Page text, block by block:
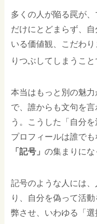
多くの人が陥る罠が
だけにとどまらず、
いる価値観、こだわ
りつぶしてしまうこと
本当はもっと別の魅
で、誰からも文句を
う。こうした「自分
プロフィールは誰で
「記号」の集まりにな
記号のような人には
り、自分を偽って活
弊させ、いわゆる「